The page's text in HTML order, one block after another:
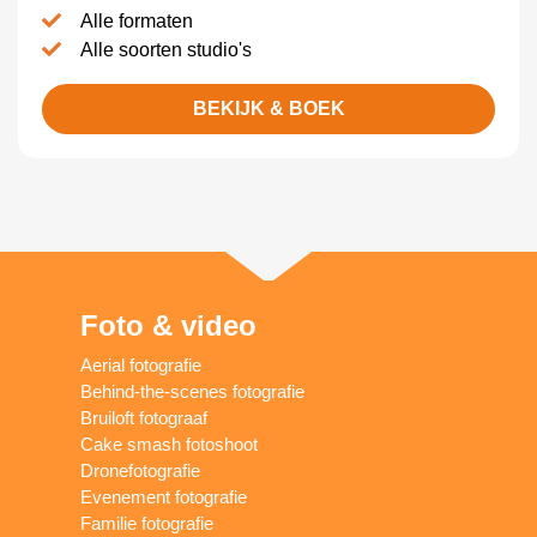
Alle formaten
Alle soorten studio's
BEKIJK & BOEK
Foto & video
Aerial fotografie
Behind-the-scenes fotografie
Bruiloft fotograaf
Cake smash fotoshoot
Dronefotografie
Evenement fotografie
Familie fotografie